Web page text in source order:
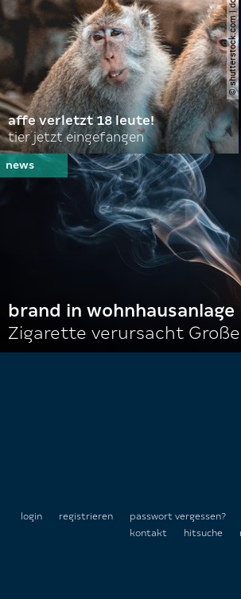
affe verletzt 18 leute!
tier jetzt eingefangen
brand in wohnhausanlage
Zigarette verursacht
login registrieren passwort vergessen?
kontakt
hitsuche